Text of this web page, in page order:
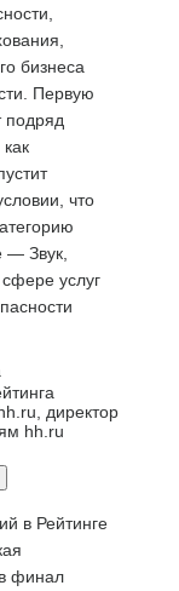
бизнеса
Первую
подряд
что
— Звук,
услуг
директор
hh.ru
в Рейтинге
финал